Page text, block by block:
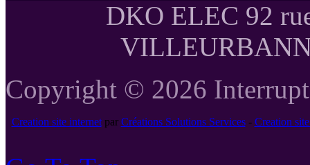
DKO ELEC 92
Copyright © 2026
Creation site internetpar Créations Solutions Services- Creation